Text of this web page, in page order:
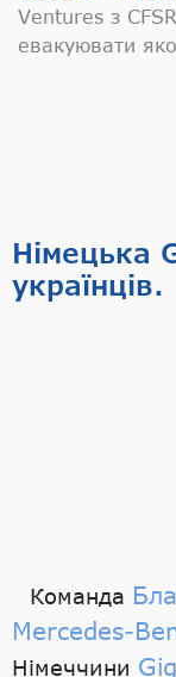
Ventures з
евакуювати
Німецька
українців.
Команда
Mercedes-
Німеччини